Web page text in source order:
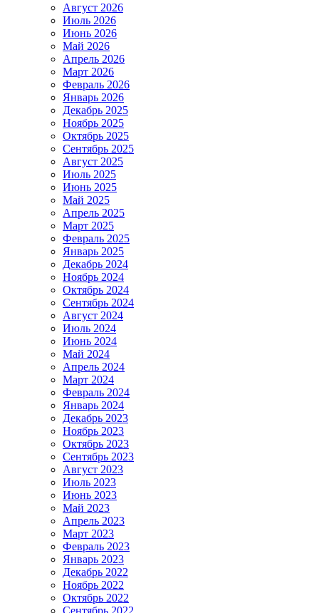
Август 2026
Июль 2026
Июнь 2026
Май 2026
Апрель 2026
Март 2026
Февраль 2026
Январь 2026
Декабрь 2025
Ноябрь 2025
Октябрь 2025
Сентябрь 2025
Август 2025
Июль 2025
Июнь 2025
Май 2025
Апрель 2025
Март 2025
Февраль 2025
Январь 2025
Декабрь 2024
Ноябрь 2024
Октябрь 2024
Сентябрь 2024
Август 2024
Июль 2024
Июнь 2024
Май 2024
Апрель 2024
Март 2024
Февраль 2024
Январь 2024
Декабрь 2023
Ноябрь 2023
Октябрь 2023
Сентябрь 2023
Август 2023
Июль 2023
Июнь 2023
Май 2023
Апрель 2023
Март 2023
Февраль 2023
Январь 2023
Декабрь 2022
Ноябрь 2022
Октябрь 2022
Сентябрь 2022